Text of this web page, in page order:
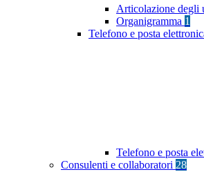
Articolazione degli
Organigramma 1
Telefono e posta
Telefono e posta
Consulenti e collaboratori 28